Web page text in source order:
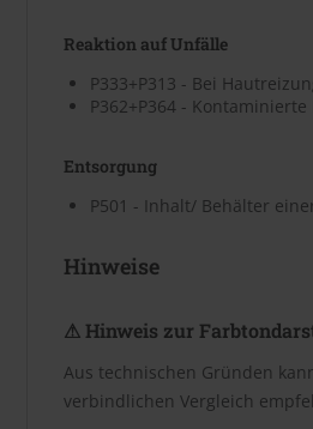
Reaktion auf Unfälle
P333+P313 - Bei
P362+P364 -
Entsorgung
P501 - Inhalt/ Behälter
Hinweise
⚠ Hinweis zur
Aus technischen Gründen
verbindlichen Vergleich